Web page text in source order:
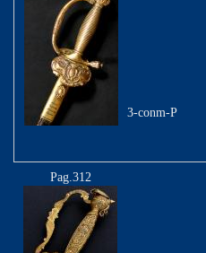
3-conm-P
Pag.312